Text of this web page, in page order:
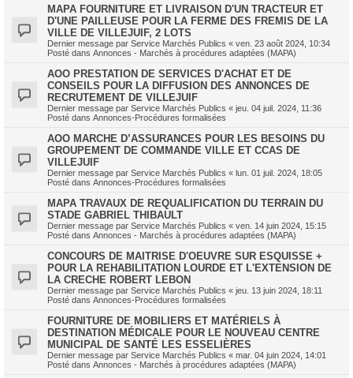
MAPA FOURNITURE ET LIVRAISON D'UN TRACTEUR ET
D'UNE PAILLEUSE POUR LA FERME DES FREMIS DE LA
VILLE DE VILLEJUIF, 2 LOTS
Dernier message par Service Marchés Publics « ven. 23 août 2024, 10:34
Posté dans Annonces - Marchés à procédures adaptées (MAPA)
AOO PRESTATION DE SERVICES D'ACHAT ET DE
CONSEILS POUR LA DIFFUSION DES ANNONCES DE
RECRUTEMENT DE VILLEJUIF
Dernier message par Service Marchés Publics « jeu. 04 juil. 2024, 11:36
Posté dans Annonces-Procédures formalisées
AOO MARCHE D’ASSURANCES POUR LES BESOINS DU
GROUPEMENT DE COMMANDE VILLE ET CCAS DE
VILLEJUIF
Dernier message par Service Marchés Publics « lun. 01 juil. 2024, 18:05
Posté dans Annonces-Procédures formalisées
MAPA TRAVAUX DE REQUALIFICATION DU TERRAIN DU
STADE GABRIEL THIBAULT
Dernier message par Service Marchés Publics « ven. 14 juin 2024, 15:15
Posté dans Annonces - Marchés à procédures adaptées (MAPA)
CONCOURS DE MAITRISE D'OEUVRE SUR ESQUISSE +
POUR LA REHABILITATION LOURDE ET L'EXTENSION DE
LA CRECHE ROBERT LEBON
Dernier message par Service Marchés Publics « jeu. 13 juin 2024, 18:11
Posté dans Annonces-Procédures formalisées
FOURNITURE DE MOBILIERS ET MATÉRIELS À
DESTINATION MÉDICALE POUR LE NOUVEAU CENTRE
MUNICIPAL DE SANTÉ LES ESSELIÈRES
Dernier message par Service Marchés Publics « mar. 04 juin 2024, 14:01
Posté dans Annonces - Marchés à procédures adaptées (MAPA)